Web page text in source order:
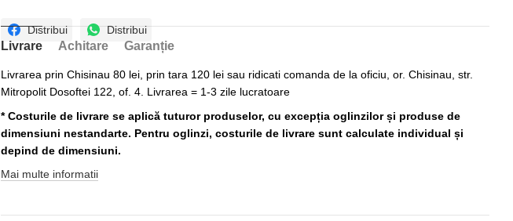
Distribui Distribui
Livrare Achitare Garanție
Livrarea prin Chisinau 80 lei, prin tara 120 lei sau ridicati comanda de la oficiu, or. Chisinau, str.
Mitropolit Dosoftei 122, of. 4. Livrarea = 1-3 zile lucratoare
* Costurile de livrare se aplică tuturor produselor, cu excepția oglinzilor și produse de
dimensiuni nestandarte. Pentru oglinzi, costurile de livrare sunt calculate individual și
depind de dimensiuni.
Mai multe informatii